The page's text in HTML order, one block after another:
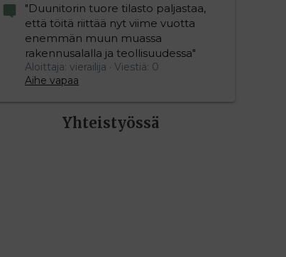
"Duunitorin tuore tilasto paljastaa,
että töitä riittää nyt viime vuotta
enemmän muun muassa
rakennusalalla ja teollisuudessa"
Aloittaja: vierailija
Viestiä: 0
Aihe vapaa
Yhteistyössä